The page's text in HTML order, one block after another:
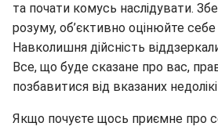
та почати комусь наслідувати.
розуму, об’єктивно оцінюйте
Навколишня дійсність
Все, що буде сказане про вас,
позбавитися від вказаних
Якщо почуєте щось приємне про